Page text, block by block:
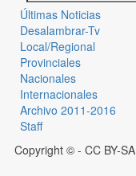
Últimas Noticias
Desalambrar-Tv
Local/Regional
Provinciales
Nacionales
Internacionales
Archivo 2011-2016
Staff
Copyright © - CC BY-SA